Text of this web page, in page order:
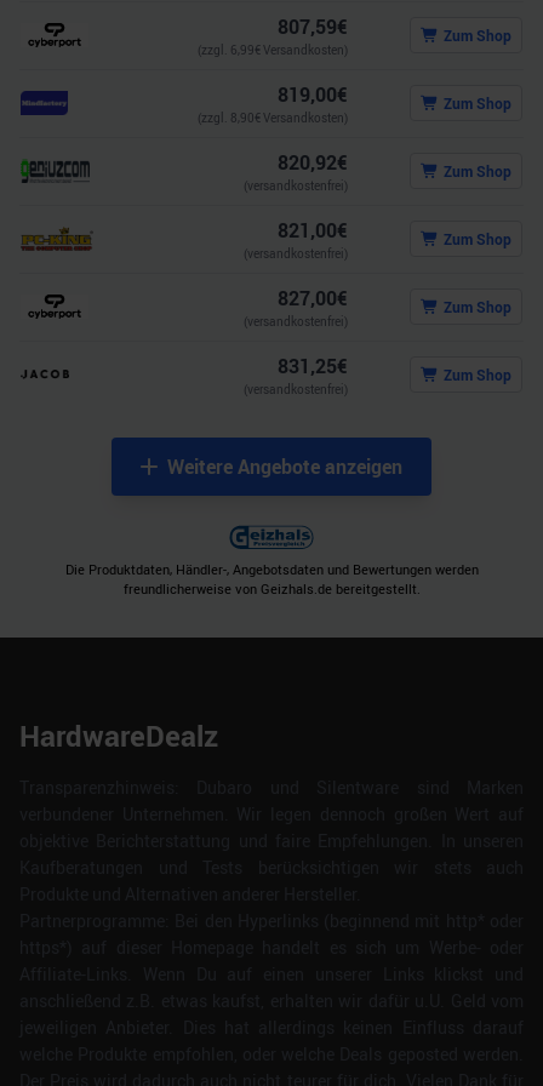
807,59€
(zzgl. 6,99€ Versandkosten)
Zum Shop
819,00€
(zzgl. 8,90€ Versandkosten)
Zum Shop
820,92€
(versandkostenfrei)
Zum Shop
821,00€
(versandkostenfrei)
Zum Shop
827,00€
(versandkostenfrei)
Zum Shop
831,25€
(versandkostenfrei)
Zum Shop
Weitere Angebote anzeigen
Die Produktdaten, Händler-, Angebotsdaten und Bewertungen werden
freundlicherweise von Geizhals.de bereitgestellt.
HardwareDealz